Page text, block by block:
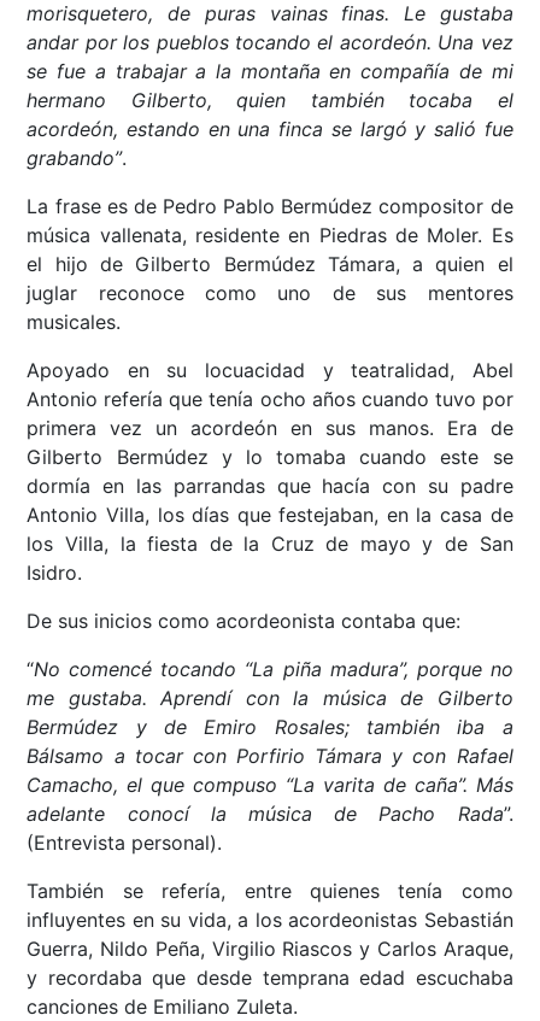
morisquetero, de puras vainas finas. Le gustaba
andar por los pueblos tocando el acordeón. Una vez
se fue a trabajar a la montaña en compañía de mi
hermano Gilberto, quien también tocaba el
acordeón, estando en una finca se largó y salió fue
grabando”.
La frase es de Pedro Pablo Bermúdez compositor de
música vallenata, residente en Piedras de Moler. Es
el hijo de Gilberto Bermúdez Támara, a quien el
juglar reconoce como uno de sus mentores
musicales.
Apoyado en su locuacidad y teatralidad, Abel
Antonio refería que tenía ocho años cuando tuvo por
primera vez un acordeón en sus manos. Era de
Gilberto Bermúdez y lo tomaba cuando este se
dormía en las parrandas que hacía con su padre
Antonio Villa, los días que festejaban, en la casa de
los Villa, la fiesta de la Cruz de mayo y de San
Isidro.
De sus inicios como acordeonista contaba que:
“No comencé tocando “La piña madura”, porque no
me gustaba. Aprendí con la música de Gilberto
Bermúdez y de Emiro Rosales; también iba a
Bálsamo a tocar con Porfirio Támara y con Rafael
Camacho, el que compuso “La varita de caña”. Más
adelante conocí la música de Pacho Rada”.
(Entrevista personal).
También se refería, entre quienes tenía como
influyentes en su vida, a los acordeonistas Sebastián
Guerra, Nildo Peña, Virgilio Riascos y Carlos Araque,
y recordaba que desde temprana edad escuchaba
canciones de Emiliano Zuleta.